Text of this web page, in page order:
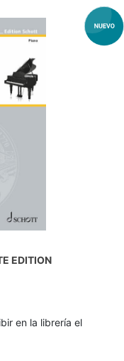
EDITION
en la librería el